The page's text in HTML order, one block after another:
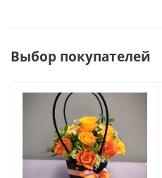
Выбор покупателей